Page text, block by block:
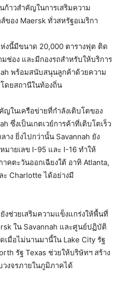
ก้าวสำคัญในการเสริมความ
ของ Maersk ทั่วสหรัฐอเมริกา
งนี้มีขนาด 20,000 ตารางฟุต ติด
ช่อง และมีกองรถสำหรับให้บริการ
พร้อมสนับสนุนลูกค้าด้วยความ
ดยสถานีในท้องถิ่น
ญในเครือข่ายที่กำลังเติบโตของ
ซึ่งเป็นเกตเวย์การค้าที่เติบโตเร็ว
าง ยิ่งไปกว่านั้น Savannah ยัง
มายเลข I-95 และ I-16 ทำให้
คตะวันออกเฉียงใต้ อาทิ Atlanta,
Charlotte ได้อย่างมี
ช่วยเสริมความแข็งแกร่งให้พื้นที่
ใน Savannah และศูนย์ปฏิบัติ
เมื่อไม่นานมานี้ใน Lake City รัฐ
รัฐ Texas ช่วยให้บริษัทฯ สร้าง
วงจรภายในภูมิภาคได้